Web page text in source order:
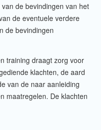
de bevindingen van het
de eventuele verdere
de bevindingen
training draagt zorg voor
klachten, de aard
van de naar aanleiding
maatregelen. De klachten